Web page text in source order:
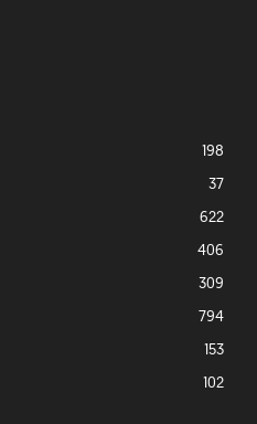
198
37
622
406
309
794
153
102